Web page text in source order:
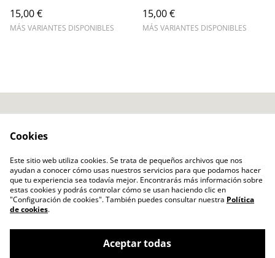
15,00 €
MÁS VARIANTES DISPONIBLES
15,00 €
MÁS VARIANTES DISPONIBLES
Política Privacidad
Hazte Socio
Cookies
Este sitio web utiliza cookies. Se trata de pequeños archivos que nos
ayudan a conocer cómo usas nuestros servicios para que podamos hacer
que tu experiencia sea todavía mejor. Encontrarás más información sobre
estas cookies y podrás controlar cómo se usan haciendo clic en
"Configuración de cookies". También puedes consultar nuestra Política
de cookies.
Aceptar todas